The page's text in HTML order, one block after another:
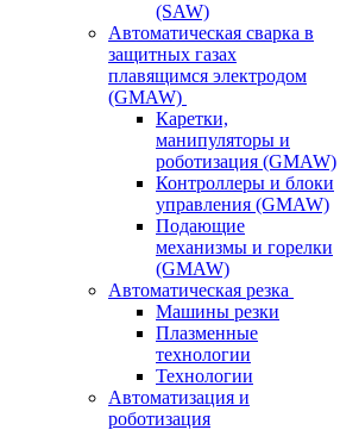
(SAW)
Автоматическая сварка в
защитных газах
плавящимся электродом
(GMAW)
Каретки,
манипуляторы и
роботизация (GMAW)
Контроллеры и блоки
управления (GMAW)
Подающие
механизмы и горелки
(GMAW)
Автоматическая резка
Машины резки
Плазменные
технологии
Технологии
Автоматизация и
роботизация